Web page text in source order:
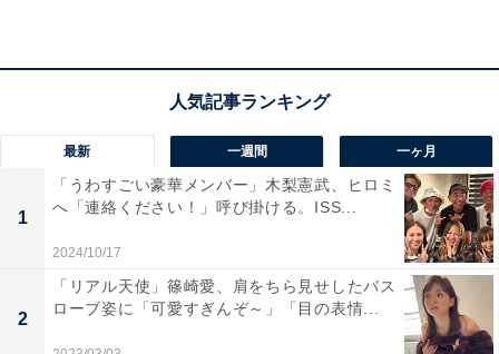
最新 一週間 一ヶ月
1
「うわすごい豪華メンバー」木梨憲武、ヒロミ
へ「連絡ください！」呼び掛ける。ISS...
2024/10/17
2
「リアル天使」篠崎愛、肩をちら見せしたバス
ローブ姿に「可愛すぎんぞ～」「目の表情...